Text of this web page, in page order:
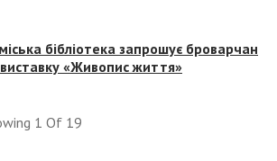
бібліотека запрошує броварчан
«Живопис життя»
1 Of 19